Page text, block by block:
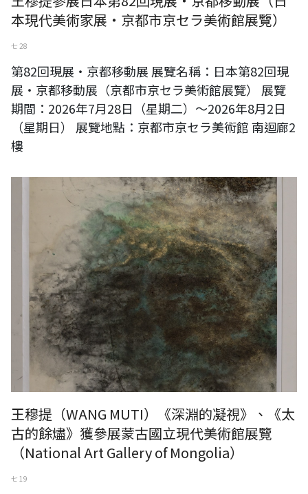
本現代美術家展・京都市京セラ美術館展覽）
七 28
第82回現展・京都移動展 展覽名稱：日本第82回現
展・京都移動展（京都市京セラ美術館展覽） 展覽
期間：2026年7月28日（星期二）～2026年8月2日
（星期日） 展覽地點：京都市京セラ美術館 南迴廊2
樓
王穆提（WANG MUTI）《深淵的凝視》、《太
古的餘燼》獲參展蒙古國立現代美術館展覽
（National Art Gallery of Mongolia）
七 19